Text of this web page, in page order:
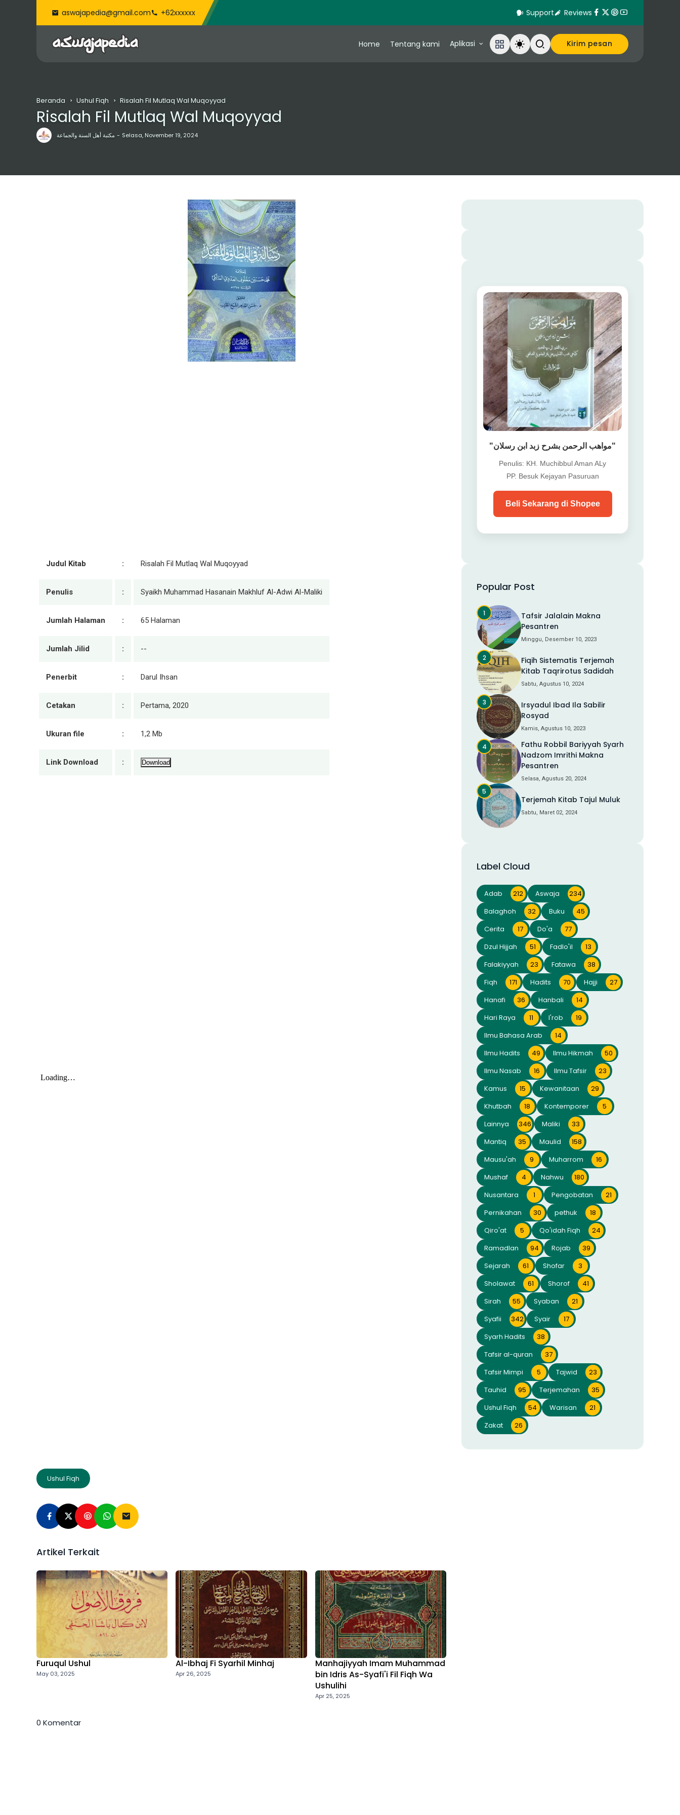
aswajapedia@gmail.com +62xxxxxx Support Reviews
Home Tentang kami Aplikasi Kirim pesan
Beranda Ushul Fiqh Risalah Fil Mutlaq Wal Muqoyyad
مكتبة أهل السنة والجماعة Selasa, November 19, 2024
Risalah Fil Mutlaq Wal Muqoyyad
Judul Kitab : Risalah Fil Mutlaq Wal Muqoyyad
Penulis : Syaikh Muhammad Hasanain Makhluf Al-Adwi Al-Maliki
Jumlah Halaman : 65 Halaman
Jumlah Jilid : --
Penerbit : Darul Ihsan
Cetakan : Pertama, 2020
Ukuran file : 1,2 Mb
Link Download : Download
Ushul Fiqh
Artikel Terkait
Furuqul Ushul
May 03, 2025
Al-Ibhaj Fi Syarhil Minhaj
Apr 26, 2025
Manhajiyyah Imam Muhammad
bin Idris As-Syafi'i Fil Fiqh Wa
Ushulihi
Apr 25, 2025
0 Komentar
"مواهب الرحمن بشرح زبد ابن رسلان"
Penulis: KH. Muchibbul Aman ALy
PP. Besuk Kejayan Pasuruan
Beli Sekarang di Shopee
Popular Post
Tafsir Jalalain Makna
Pesantren
Minggu, Desember 10, 2023
Fiqih Sistematis Terjemah
Kitab Taqrirotus Sadidah
Sabtu, Agustus 10, 2024
Irsyadul Ibad Ila Sabilir
Rosyad
Kamis, Agustus 10, 2023
Fathu Robbil Bariyyah Syarh
Nadzom Imrithi Makna
Pesantren
Selasa, Agustus 20, 2024
Terjemah Kitab Tajul Muluk
Sabtu, Maret 02, 2024
Label Cloud
Adab 212 Aswaja
234
Balaghoh
32 Buku
45
Cerita
17 Do'a
77
Dzul Hijjah
51 Fadlo'il
13
Falakiyyah
23 Fatawa
38
Fiqh
171 Hadits 70 Hajji
27
Hanafi
36 Hanbali
14
Hari Raya
11 I'rob
19
Ilmu Bahasa Arab
14
Ilmu Hadits
49 Ilmu Hikmah
50
Ilmu Nasab
16 Ilmu Tafsir
23
Kamus
15 Kewanitaan
29
Khutbah
18 Kontemporer
5
Lainnya
346 Maliki
33
Mantiq
35 Maulid
158
Mausu'ah
9 Muharrom
16
Mushaf
4 Nahwu
180
Nusantara
1 Pengobatan
21
Pernikahan
30 pethuk
18
Qiro'at
5 Qo'idah Fiqh
24
Ramadlan
94 Rojab
39
Sejarah
61 Shofar
3
Sholawat
61 Shorof
41
Sirah
55 Syaban
21
Syafii
342 Syair
17
Syarh Hadits
38
Tafsir al-quran
37
Tafsir Mimpi
5 Tajwid
23
Tauhid
95 Terjemahan
35
Ushul Fiqh
54 Warisan
21
Zakat
26